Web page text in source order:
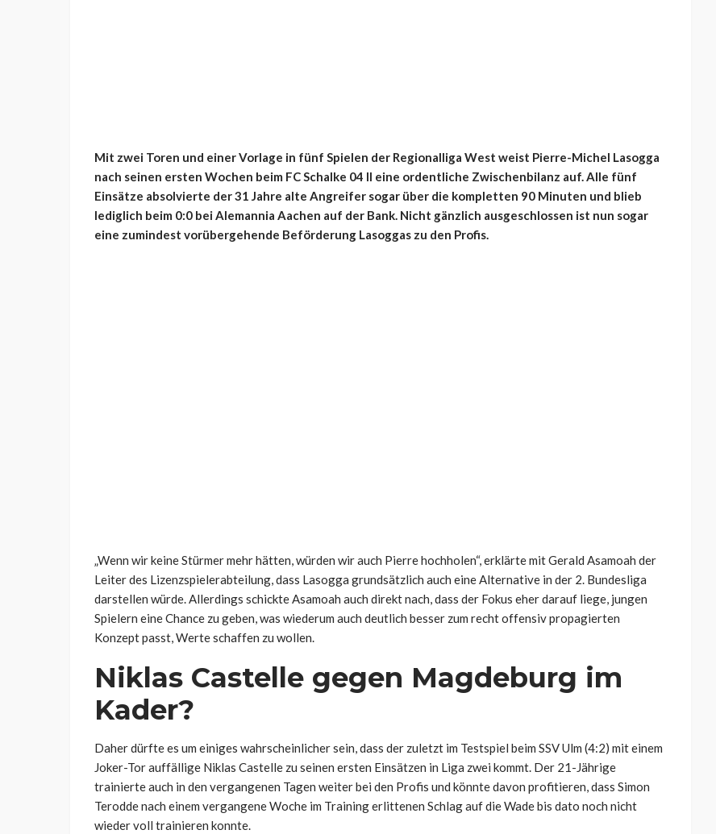
Mit zwei Toren und einer Vorlage in fünf Spielen der Regionalliga West weist Pierre-Michel Lasogga
nach seinen ersten Wochen beim FC Schalke 04 II eine ordentliche Zwischenbilanz auf. Alle fünf
Einsätze absolvierte der 31 Jahre alte Angreifer sogar über die kompletten 90 Minuten und blieb
lediglich beim 0:0 bei Alemannia Aachen auf der Bank. Nicht gänzlich ausgeschlossen ist nun sogar
eine zumindest vorübergehende Beförderung Lasoggas zu den Profis.
„Wenn wir keine Stürmer mehr hätten, würden wir auch Pierre hochholen“, erklärte mit Gerald Asamoah der
Leiter des Lizenzspielerabteilung, dass Lasogga grundsätzlich auch eine Alternative in der 2. Bundesliga
darstellen würde. Allerdings schickte Asamoah auch direkt nach, dass der Fokus eher darauf liege, jungen
Spielern eine Chance zu geben, was wiederum auch deutlich besser zum recht offensiv propagierten
Konzept passt, Werte schaffen zu wollen.
Niklas Castelle gegen Magdeburg im
Kader?
Daher dürfte es um einiges wahrscheinlicher sein, dass der zuletzt im Testspiel beim SSV Ulm (4:2) mit einem
Joker-Tor auffällige Niklas Castelle zu seinen ersten Einsätzen in Liga zwei kommt. Der 21-Jährige
trainierte auch in den vergangenen Tagen weiter bei den Profis und könnte davon profitieren, dass Simon
Terodde nach einem vergangene Woche im Training erlittenen Schlag auf die Wade bis dato noch nicht
wieder voll trainieren konnte.